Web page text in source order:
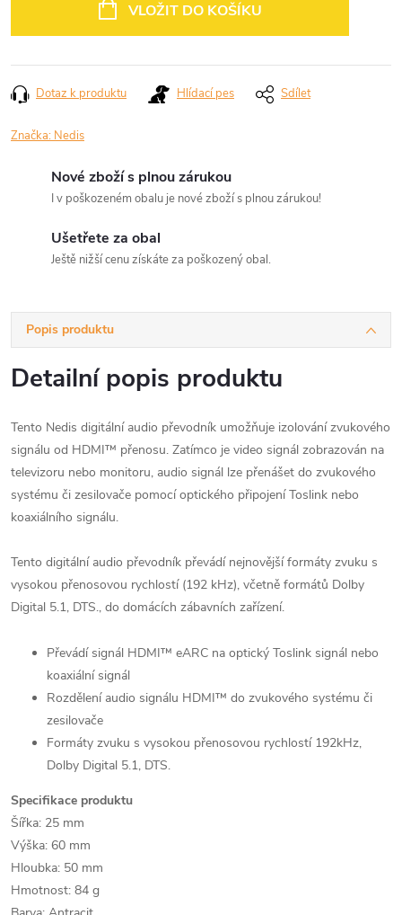
VLOŽIT DO KOŠÍKU
Dotaz k produktu Hlídací pes Sdílet
Značka: Nedis
Nové zboží s plnou zárukou
I v poškozeném obalu je nové zboží s plnou zárukou!
Ušetřete za obal
Ještě nižší cenu získáte za poškozený obal.
Popis produktu
Detailní popis produktu
Tento Nedis digitální audio převodník umožňuje izolování zvukového
signálu od HDMI™ přenosu. Zatímco je video signál zobrazován na
televizoru nebo monitoru, audio signál lze přenášet do zvukového
systému či zesilovače pomocí optického připojení Toslink nebo
koaxiálního signálu.
Tento digitální audio převodník převádí nejnovější formáty zvuku s
vysokou přenosovou rychlostí (192 kHz), včetně formátů Dolby
Digital 5.1, DTS., do domácích zábavních zařízení.
Převádí signál HDMI™ eARC na optický Toslink signál nebo
koaxiální signál
Rozdělení audio signálu HDMI™ do zvukového systému či
zesilovače
Formáty zvuku s vysokou přenosovou rychlostí 192kHz,
Dolby Digital 5.1, DTS.
Specifikace produktu
Šířka: 25 mm
Výška: 60 mm
Hloubka: 50 mm
Hmotnost: 84 g